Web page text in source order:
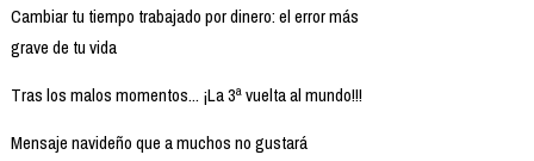
Cambiar tu tiempo trabajado por dinero: el error más
grave de tu vida
Tras los malos momentos... ¡La 3ª vuelta al mundo!!!
Mensaje navideño que a muchos no gustará